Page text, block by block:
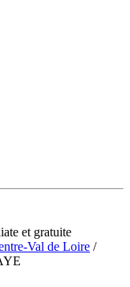
et gratuite
Val de Loire /